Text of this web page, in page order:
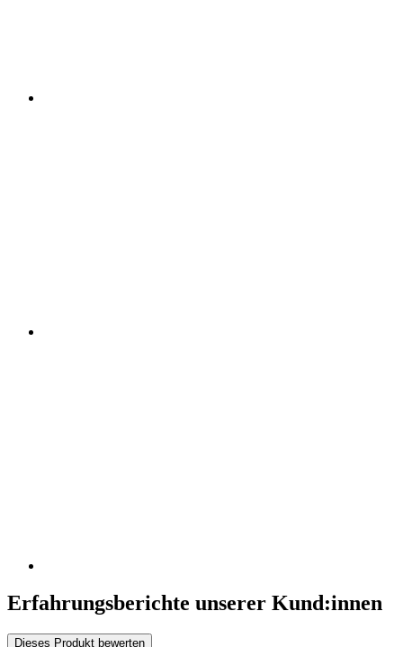
Erfahrungsberichte unserer Kund:innen
Dieses Produkt bewerten